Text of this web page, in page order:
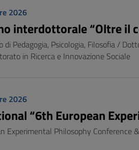
2026
interdottorale “Oltre il
di Pedagogia, Psicologia, Filosofia /
in Ricerca e Innovazione Sociale
2026
“6th European
Experimental Philosophy Conference